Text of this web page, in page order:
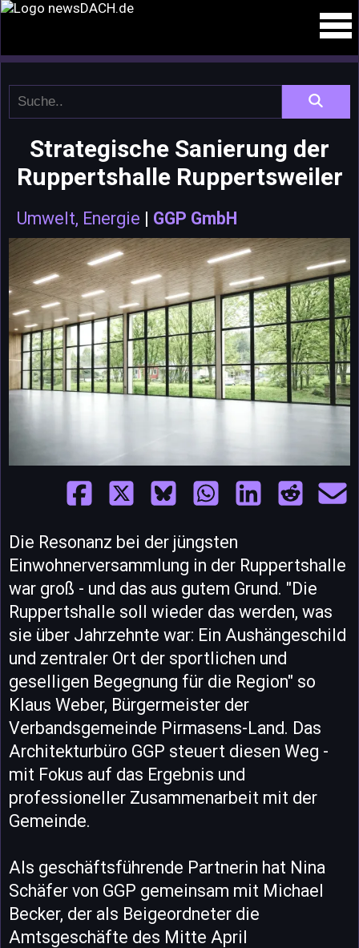
Strategische Sanierung der
Ruppertshalle Ruppertsweiler
Umwelt, Energie | GGP GmbH
Die Resonanz bei der jüngsten
Einwohnerversammlung in der Ruppertshalle
war groß - und das aus gutem Grund. "Die
Ruppertshalle soll wieder das werden, was
sie über Jahrzehnte war: Ein Aushängeschild
und zentraler Ort der sportlichen und
geselligen Begegnung für die Region" so
Klaus Weber, Bürgermeister der
Verbandsgemeinde Pirmasens-Land. Das
Architekturbüro GGP steuert diesen Weg -
mit Fokus auf das Ergebnis und
professioneller Zusammenarbeit mit der
Gemeinde.
Als geschäftsführende Partnerin hat Nina
Schäfer von GGP gemeinsam mit Michael
Becker, der als Beigeordneter die
Amtsgeschäfte des Mitte April